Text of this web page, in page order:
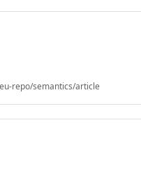
repo/semantics/article